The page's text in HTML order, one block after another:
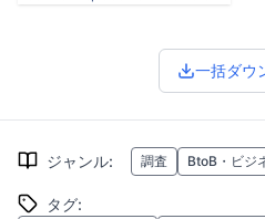
一括ダウ
ジャンル: 調査 BtoB・ビジ
タグ: